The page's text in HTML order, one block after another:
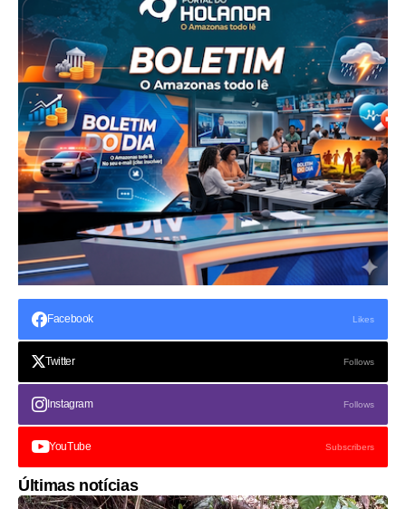
Facebook Likes
Twitter Follows
Instagram Follows
YouTube Subscribers
Últimas notícias